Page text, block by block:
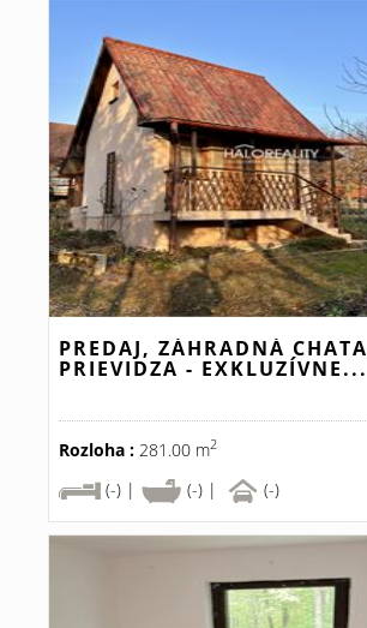
PREDAJ, ZÁHRADNÁ CHATA
PRIEVIDZA - EXKLUZÍVNE...
Rozloha : 281.00 m2
(-) |
(-) | (-)